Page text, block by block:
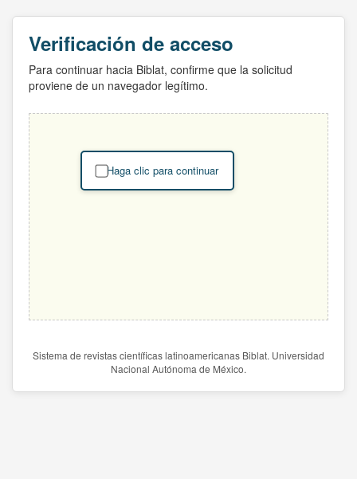
Verificación de acceso
Para continuar hacia Biblat, confirme que la solicitud
proviene de un navegador legítimo.
Haga clic para continuar
Sistema de revistas científicas latinoamericanas Biblat. Universidad
Nacional Autónoma de México.